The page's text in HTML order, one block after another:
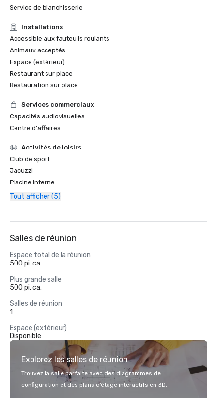
Service de blanchisserie
Installations
Accessible aux fauteuils roulants
Animaux acceptés
Espace (extérieur)
Restaurant sur place
Restauration sur place
Services commerciaux
Capacités audiovisuelles
Centre d'affaires
Activités de loisirs
Club de sport
Jacuzzi
Piscine interne
Tout afficher (5)
Salles de réunion
Espace total de la réunion
500 pi. ca.
Plus grande salle
500 pi. ca.
Salles de réunion
1
Espace (extérieur)
Disponible
Explorez les salles de réunion
Trouvez la salle parfaite avec des diagrammes de
configuration et des plans d’étage interactifs en 3D.